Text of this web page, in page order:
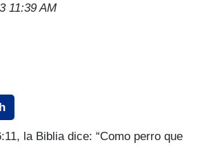
11:39 AM
la Biblia dice: “Como perro que